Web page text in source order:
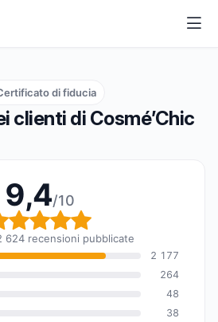
10
clienti di Cosmé’Chic
di fiducia
9,4/10
globale:
624 recensioni pubblicate
2 177
264
48
38